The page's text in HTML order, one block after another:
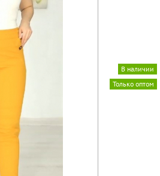
Только оптом
В наличии